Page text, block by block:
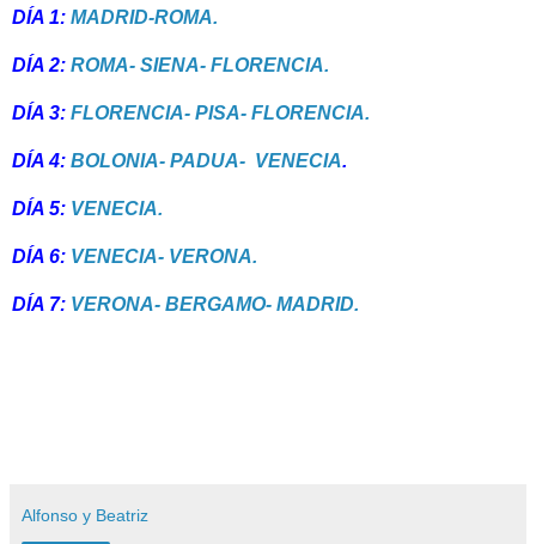
DÍA 1: MADRID-ROMA.
DÍA 2: ROMA- SIENA- FLORENCIA.
DÍA 3: FLORENCIA- PISA- FLORENCIA.
DÍA 4: BOLONIA- PADUA- VENECIA.
DÍA 5: VENECIA.
DÍA 6: VENECIA- VERONA.
DÍA 7: VERONA- BERGAMO- MADRID.
Alfonso y Beatriz